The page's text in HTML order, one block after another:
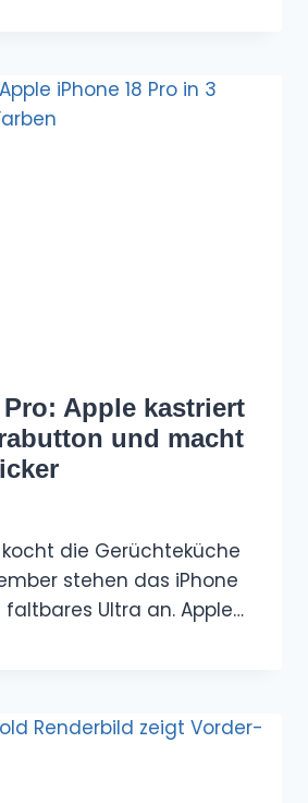
Apple kastriert
und macht
die Gerüchteküche
stehen das iPhone
faltbares Ultra an. Apple…